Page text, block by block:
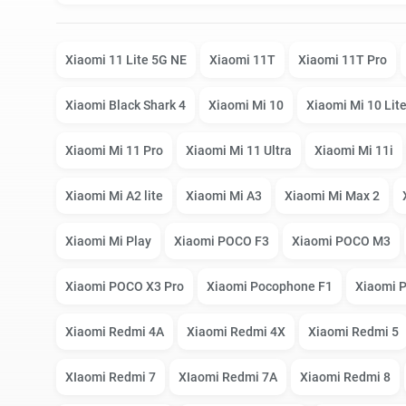
Google Pixel
Nokia
iPhone 17e
iPhone 16E
Xiaomi 11 Lite 5G NE Xiaomi 11T Xiaomi 11T Pro
Xiaomi Black Shark 4 Xiaomi Mi 10 Xiaomi Mi 10 Lite
Xiaomi Mi 11 Pro Xiaomi Mi 11 Ultra Xiaomi Mi 11i
Xiaomi Mi A2 lite Xiaomi Mi A3 Xiaomi Mi Max 2
Xiaomi Mi Play Xiaomi POCO F3 Xiaomi POCO M3
Xiaomi POCO X3 Pro Xiaomi Pocophone F1 Xiaomi
Xiaomi Redmi 4A Xiaomi Redmi 4X Xiaomi Redmi 5
XIaomi Redmi 7 XIaomi Redmi 7A Xiaomi Redmi 8